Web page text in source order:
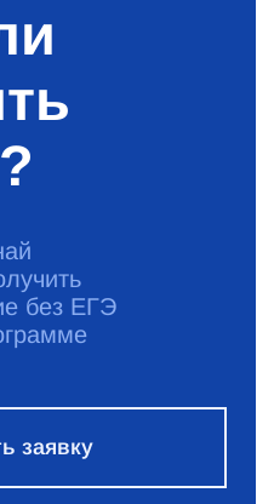
без ЕГЭ
заявку